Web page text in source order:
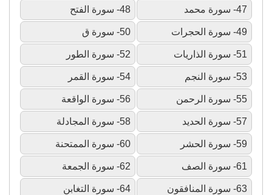
47- سورة محمد 48- سورة الفتح
49- سورة الحجرات 50- سورة ق
51- سورة الذاريات 52- سورة الطور
53- سورة النجم 54- سورة القمر
55- سورة الرحمن 56- سورة الواقعة
57- سورة الحديد 58- سورة المجادلة
59- سورة الحشر 60- سورة الممتحنة
61- سورة الصف 62- سورة الجمعة
63- سورة المنافقون 64- سورة التغابن